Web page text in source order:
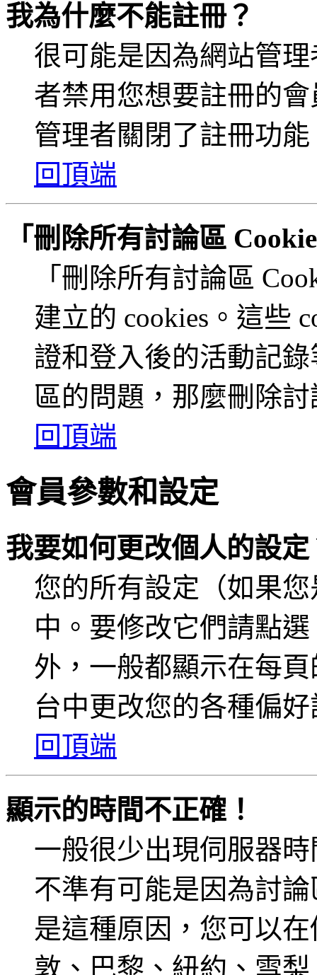
我為什麼不能註冊？
很可能是因為網站管
者禁用您想要註冊的
管理者關閉了註冊功
回頂端
「刪除所有討論區
「刪除所有討論區
建立的 cookies。這些
證和登入後的活動記
區的問題，那麼刪除
回頂端
會員參數和設定
我要如何更改個人的設定
您的所有設定（如果
中。要修改它們請點選
外，一般都顯示在每
台中更改您的各種偏
回頂端
顯示的時間不正確！
一般很少出現伺服器
不準有可能是因為討
是這種原因，您可以
敦、巴黎、紐約、雪